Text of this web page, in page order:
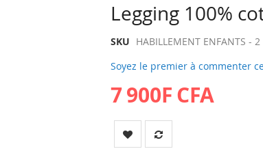
Legging 100%
SKU HABILLEMENT ENFANTS -
Soyez le premier à commenter
7 900F CFA
beginning
images
gallery